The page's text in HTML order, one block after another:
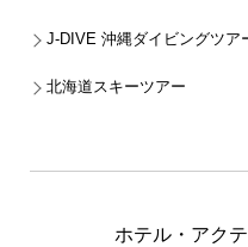
J-DIVE 沖縄ダイビングツア
北海道スキーツアー
ホテル・アク